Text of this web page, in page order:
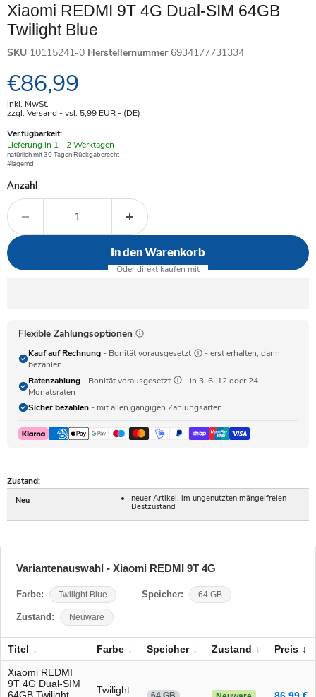
Xiaomi REDMI 9T 4G Dual-SIM 64GB
Twilight Blue
SKU 10115241-0 Herstellernummer 6934177731334
Aktueller Preis
€86,99
inkl. MwSt.
zzgl. Versand - vsl. 5,99 EUR- (DE)
Verfügbarkeit:
Verfügbar
-
Lieferung in 1 - 2 Werktagen
natürlich mit 30 Tagen Rückgaberecht
#lagernd
Anzahl
In den Warenkorb
Flexible Zahlungsoptionen
Kauf auf Rechnung - Bonität vorausgesetzt
- erst erhalten, dann
bezahlen
Ratenzahlung - Bonität vorausgesetzt
- in 3, 6, 12 oder 24
Monatsraten
Sicher bezahlen - mit allen gängigen Zahlungsarten
Zustand:
Neu
neuer Artikel, im ungenutzten mängelfreien
Bestzustand
Variantenauswahl - Xiaomi REDMI 9T 4G
Farbe: Twilight Blue Speicher: 64 GB
Zustand: Neuware
Titel Farbe Speicher Zustand Preis
Xiaomi REDMI
9T 4G Dual-SIM
Twilight